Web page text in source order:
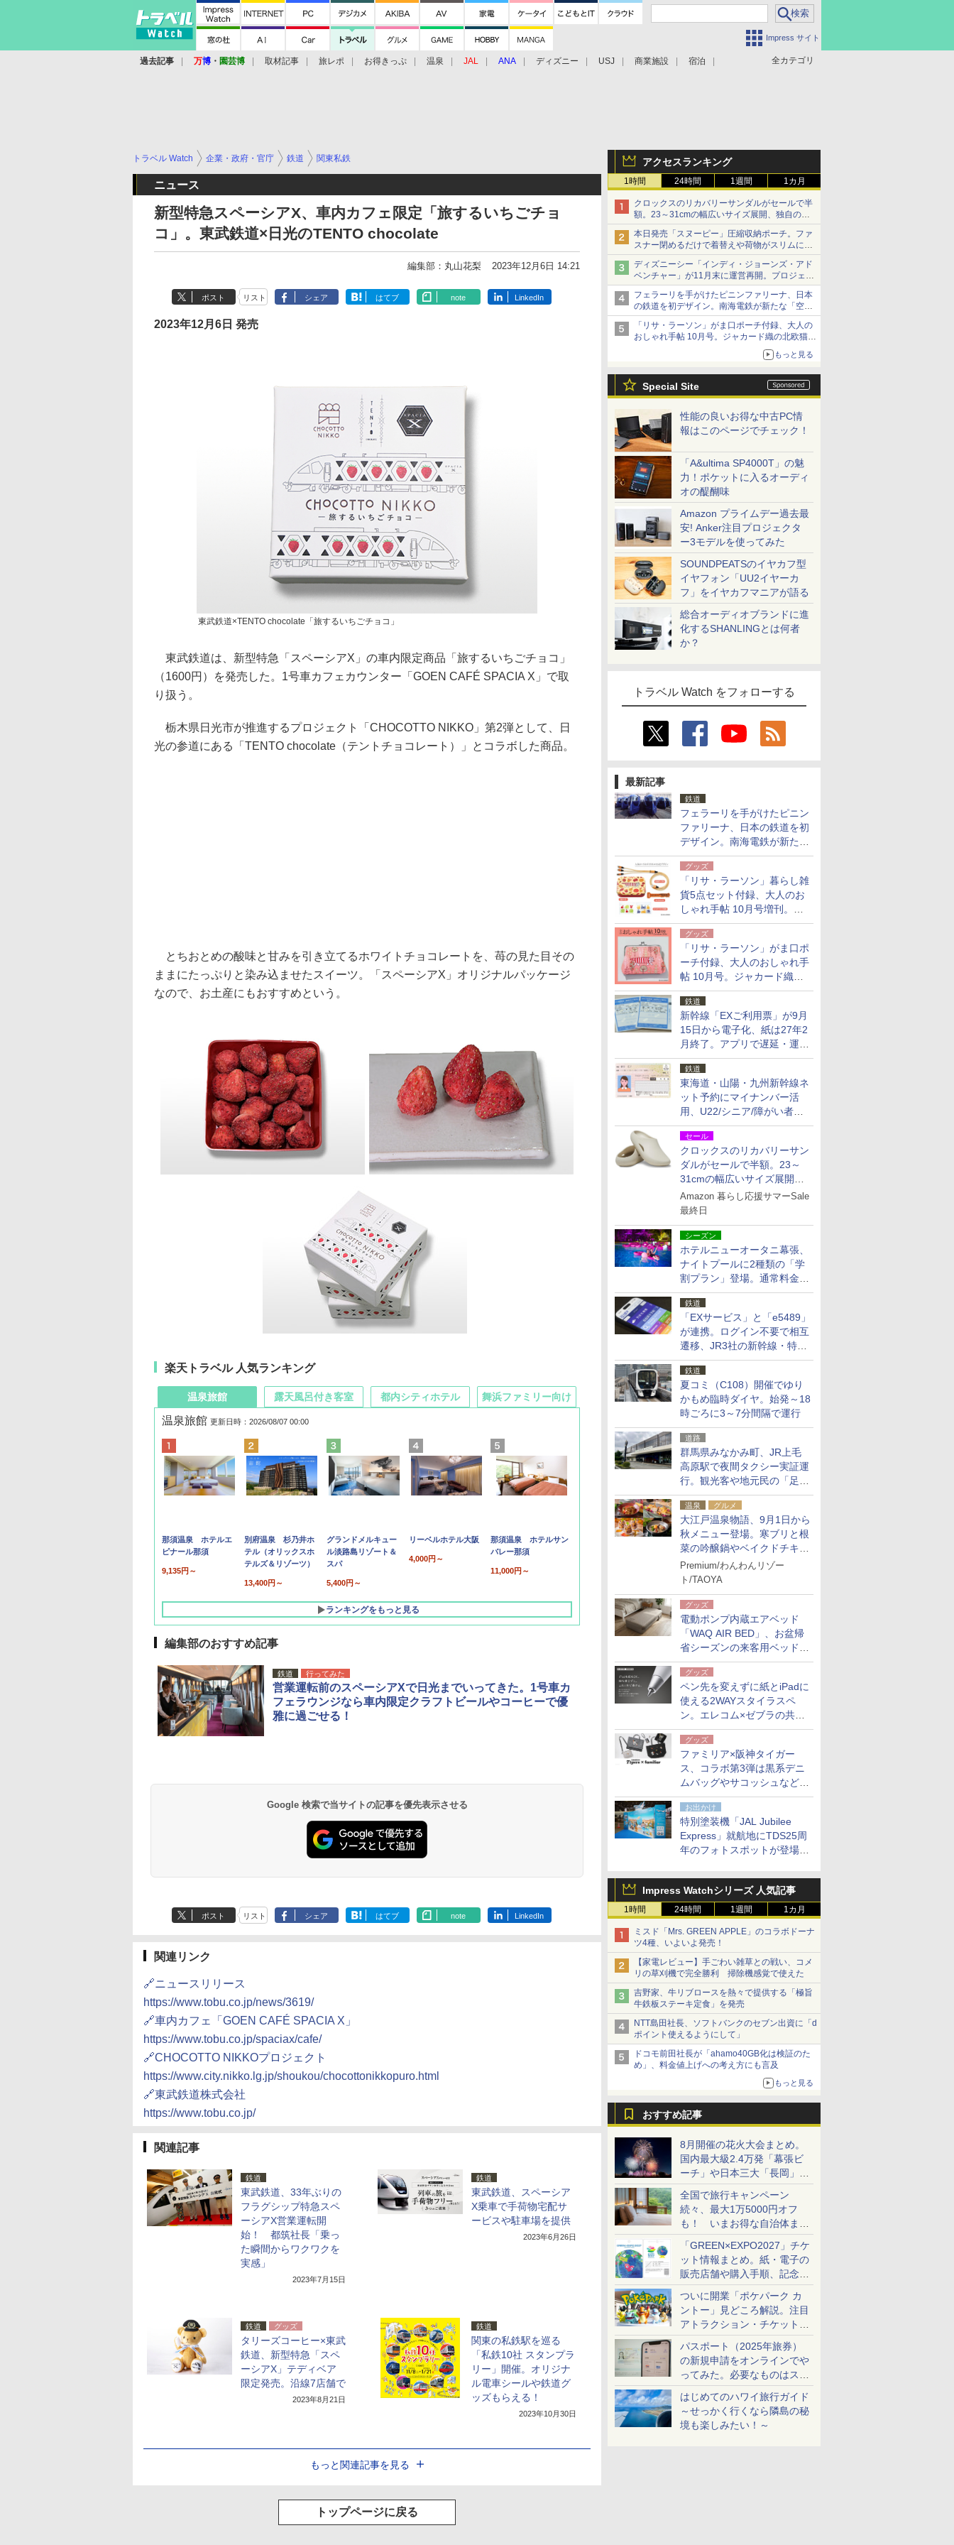
Impress サイト
全カテゴリ
過去記事 万博 ・ 園芸博 取材記事 旅レポ お得きっぷ 温泉 JAL ANA ディズニー USJ 商業施設 宿泊
アクセスランキング
1時間 24時間 1週間 1カ月
クロックスのリカバリーサンダルがセールで半
額。23～31cmの幅広いサイズ展開、独自のク
ッション素材を採用
本日発売「スヌーピー」圧縮収納ポーチ。ファ
スナー閉めるだけで着替えや荷物がスリムにま
とまる
ディズニーシー「インディ・ジョーンズ・アド
ベンチャー」が11月末に運営再開。プロジェク
ションマッピングを追加、DPAは1500円
フェラーリを手がけたピニンファリーナ、日本
の鉄道を初デザイン。南海電鉄が新たな「空港
特急」をなにわ筋線へ導入
「リサ・ラーソン」がま口ポーチ付録、大人の
おしゃれ手帖 10月号。ジャカード織の北欧猫デ
もっと見る
Special Site
性能の良いお得な中古PC情
報はこのページでチェック！
「A&ultima SP4000T」の魅
力！ポケットに入るオーディ
オの醍醐味
Amazon プライムデー過去最
安! Anker注目プロジェクタ
ー3モデルを使ってみた
SOUNDPEATSのイヤカフ型
イヤフォン「UU2イヤーカ
フ」をイヤカフマニアが語る
総合オーディオブランドに進
化するSHANLINGとは何者
か？
トラベル Watch をフォローする
最新記事
鉄道
フェラーリを手がけたピニン
ファリーナ、日本の鉄道を初
デザイン。南海電鉄が新たな
「空港特急」をなにわ筋線へ
導入
グッズ
「リサ・ラーソン」暮らし雑
貨5点セット付録、大人のお
しゃれ手帖 10月号増刊。
USBケーブルや缶ケースなど
グッズ
「リサ・ラーソン」がま口ポ
ーチ付録、大人のおしゃれ手
帖 10月号。ジャカード織の
北欧猫デザイン
鉄道
新幹線「EXご利用票」が9月
15日から電子化、紙は27年2
月終了。アプリで遅延・運休
も確認可能に
鉄道
東海道・山陽・九州新幹線ネ
ット予約にマイナンバー活
用、U22/シニア/障がい者割
を9月15日から発売
セール
クロックスのリカバリーサン
ダルがセールで半額。23～
31cmの幅広いサイズ展開、
独自のクッション素材を採用
Amazon 暮らし応援サマーSale
最終日
シーズン
ホテルニューオータニ幕張、
ナイトプールに2種類の「学
割プラン」登場。通常料金の
およそ半額でお得に夜活
鉄道
「EXサービス」と「e5489」
が連携。ログイン不要で相互
遷移、JR3社の新幹線・特急
予約をアプリで一括確認
鉄道
夏コミ（C108）開催でゆり
かもめ臨時ダイヤ。始発～18
時ごろに3～7分間隔で運行
道路
群馬県みなかみ町、JR上毛
高原駅で夜間タクシー実証運
行。観光客や地元民の「足が
ない」課題解消へ、木金土に
2台体制
温泉 グルメ
大江戸温泉物語、9月1日から
秋メニュー登場。寒ブリと根
菜の吟醸鍋やベイクドチキ
ン、ショコラ＆栗スイーツも
食べ放題に
Premium/わんわんリゾー
ト/TAOYA
グッズ
電動ポンプ内蔵エアベッド
「WAQ AIR BED」、お盆帰
省シーズンの来客用ベッドに
も。使用後は収納バッグでコ
ンパクトに保管
グッズ
ペン先を変えずに紙とiPadに
使える2WAYスタイラスペ
ン。エレコム×ゼブラの共同
開発
グッズ
ファミリア×阪神タイガー
ス、コラボ第3弾は黒系デニ
ムバッグやサコッシュなど6
点。8月21日オンラインスト
アで発売
お出かけ
特別塗装機「JAL Jubilee
Express」就航地にTDS25周
年のフォトスポットが登場。
Impress Watchシリーズ 人気記事
1時間 24時間 1週間 1カ月
ミスド「Mrs. GREEN APPLE」のコラボドーナ
ツ4種、いよいよ発売！
【家電レビュー】手ごわい雑草との戦い、コメ
リの草刈機で完全勝利 掃除機感覚で使えた
吉野家、牛リブロースを熱々で提供する「極旨
牛鉄板ステーキ定食」を発売
NTT島田社長、ソフトバンクのセブン出資に「d
ポイント使えるようにして」
ドコモ前田社長が「ahamo40GB化は検証のた
め」、料金値上げへの考え方にも言及
もっと見る
おすすめ記事
8月開催の花火大会まとめ。
国内最大級2.4万発「幕張ビ
ーチ」や日本三大「長岡」な
ど大型イベント目白押し！
全国で旅行キャンペーン
続々、最大1万5000円オフ
も！ いまお得な自治体まと
め
「GREEN×EXPO2027」チケ
ット情報まとめ。紙・電子の
販売店舗や購入手順、記念チ
ケットも解説
ついに開業「ポケパーク カ
ントー」見どころ解説。注目
アトラクション・チケット手
配・来場前に必要な準備は？
パスポート（2025年旅券）
の新規申請をオンラインでや
ってみた。必要なものはスマ
ホとマイナカードのみ
はじめてのハワイ旅行ガイド
～せっかく行くなら隣島の秘
境も楽しみたい！～
トラベル Watch 企業・政府・官庁 鉄道 関東私鉄
ニュース
新型特急スペーシアX、車内カフェ限定「旅するいちごチョ
コ」。東武鉄道×日光のTENTO chocolate
編集部：丸山花梨 2023年12月6日 14:21
ポスト リスト シェア はてブ note LinkedIn
2023年12月6日 発売
東武鉄道×TENTO chocolate「旅するいちごチョコ」
東武鉄道は、新型特急「スペーシアX」の車内限定商品「旅するいちごチョコ」
（1600円）を発売した。1号車カフェカウンター「GOEN CAFÉ SPACIA X」で取
り扱う。
栃木県日光市が推進するプロジェクト「CHOCOTTO NIKKO」第2弾として、日
光の参道にある「TENTO chocolate（テントチョコレート）」とコラボした商品。
とちおとめの酸味と甘みを引き立てるホワイトチョコレートを、苺の見た目その
ままにたっぷりと染み込ませたスイーツ。「スペーシアX」オリジナルパッケージ
なので、お土産にもおすすめという。
楽天トラベル 人気ランキング
温泉旅館
温泉旅館 更新日時：2026/08/07 00:00
那須温泉 ホテルエ
ピナール那須
9,135円～
別府温泉 杉乃井ホ
テル（オリックスホ
テルズ＆リゾーツ）
13,400円～
グランドメルキュー
ル淡路島リゾート＆
スパ
5,400円～
リーベルホテル大阪
4,000円～
那須温泉 ホテルサン
バレー那須
11,000円～
ランキングをもっと見る
露天風呂付き客室
10,450円～
19,541円～
都内シティホテル 舞浜ファミリー向け
7,950円～
5,758円～
編集部のおすすめ記事
鉄道 行ってみた
営業運転前のスペーシアXで日光までいってきた。1号車カ
フェラウンジなら車内限定クラフトビールやコーヒーで優
雅に過ごせる！
Google 検索で当サイトの記事を優先表示させる
ポスト リスト シェア はてブ note LinkedIn
関連リンク
🔗ニュースリリース
https://www.tobu.co.jp/news/3619/
🔗車内カフェ「GOEN CAFÉ SPACIA X」
https://www.tobu.co.jp/spaciax/cafe/
🔗CHOCOTTO NIKKOプロジェクト
https://www.city.nikko.lg.jp/shoukou/chocottonikkopuro.html
🔗東武鉄道株式会社
https://www.tobu.co.jp/
関連記事
鉄道
東武鉄道、33年ぶりの
フラグシップ特急スペ
ーシアX営業運転開
始！ 都筑社長「乗っ
た瞬間からワクワクを
実感」
2023年7月15日
鉄道
東武鉄道、スペーシア
X乗車で手荷物宅配サ
ービスや駐車場を提供
2023年6月26日
鉄道 グッズ
タリーズコーヒー×東武
鉄道、新型特急「スペ
ーシアX」テディベア
限定発売。沿線7店舗で
2023年8月21日
鉄道
関東の私鉄駅を巡る
「私鉄10社 スタンプラ
リー」開催。オリジナ
ル電車シールや鉄道グ
ッズもらえる！
2023年10月30日
もっと関連記事を見る
トップページに戻る